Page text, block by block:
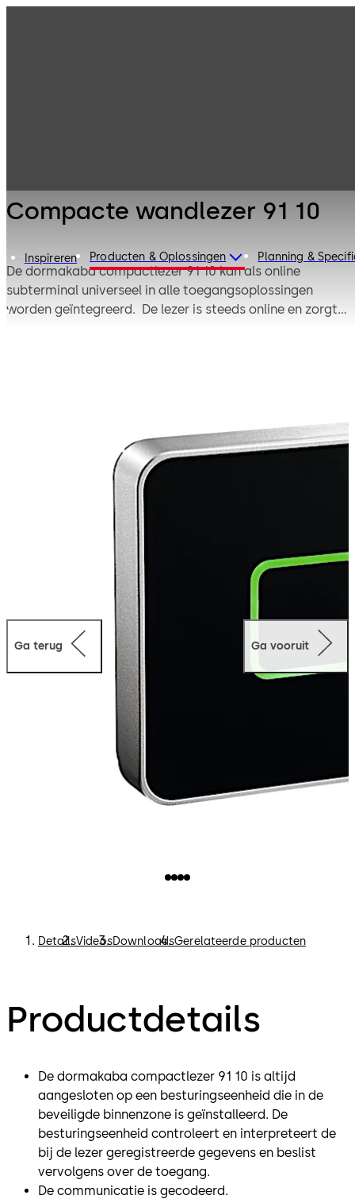
Inspireren Producten & Oplossingen Planning &
Compacte wandlezer 91 10
De dormakaba compactlezer 91 10 kan als online
subterminal universeel in alle toegangsoplossingen
worden geïntegreerd. De lezer is steeds online en zorgt
Ga terug Ga vooruit
DetailsVideosDownloadsGerelateerde producten
Productdetails
De dormakaba compactlezer 91 10 is altijd
aangesloten op een besturingseenheid die in de
beveiligde binnenzone is geïnstalleerd. De
besturingseenheid controleert en interpreteert de
bij de lezer geregistreerde gegevens en beslist
vervolgens over de toegang.
De communicatie is gecodeerd.